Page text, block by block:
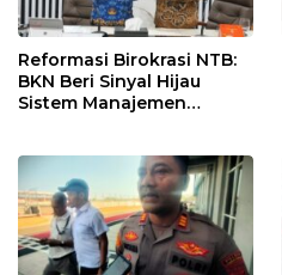
Reformasi Birokrasi NTB:
BKN Beri Sinyal Hijau
Sistem Manajemen